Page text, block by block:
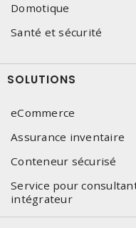
Domotique
Santé et sécurité
SOLUTIONS
eCommerce
Assurance inventaire
Conteneur sécurisé
Service pour
intégrateur